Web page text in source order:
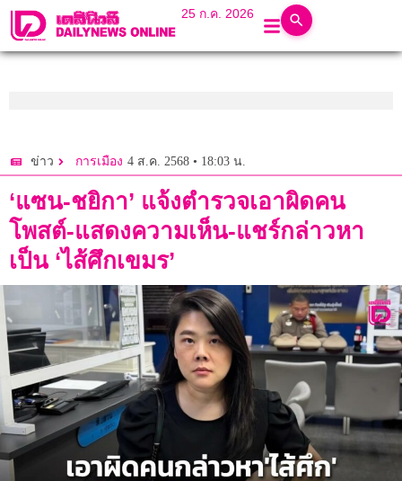
25 ก.ค. 2026
ข่าว การเมือง 4 ส.ค. 2568 • 18:03 น.
‘แซน-ชยิกา’ แจ้งตำรวจเอาผิดคน
โพสต์-แสดงความเห็น-แชร์กล่าวหา
เป็น ‘ไส้ศึกเขมร’